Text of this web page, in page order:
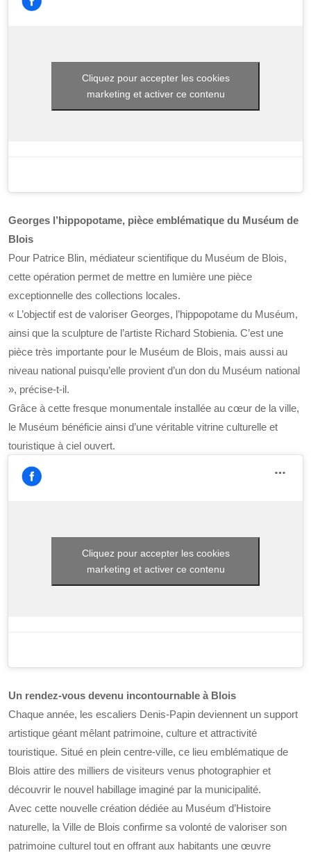
Cliquez pour accepter les cookies
marketing et activer ce contenu
Georges l’hippopotame, pièce emblématique du Muséum de
Blois
Pour Patrice Blin, médiateur scientifique du Muséum de Blois,
cette opération permet de mettre en lumière une pièce
exceptionnelle des collections locales.
« L’objectif est de valoriser Georges, l’hippopotame du Muséum,
ainsi que la sculpture de l’artiste Richard Stobienia. C’est une
pièce très importante pour le Muséum de Blois, mais aussi au
niveau national puisqu’elle provient d’un don du Muséum national
», précise-t-il.
Grâce à cette fresque monumentale installée au cœur de la ville,
le Muséum bénéficie ainsi d’une véritable vitrine culturelle et
touristique à ciel ouvert.
Cliquez pour accepter les cookies
marketing et activer ce contenu
Un rendez-vous devenu incontournable à Blois
Chaque année, les escaliers Denis-Papin deviennent un support
artistique géant mêlant patrimoine, culture et attractivité
touristique. Situé en plein centre-ville, ce lieu emblématique de
Blois attire des milliers de visiteurs venus photographier et
découvrir le nouvel habillage imaginé par la municipalité.
Avec cette nouvelle création dédiée au Muséum d’Histoire
naturelle, la Ville de Blois confirme sa volonté de valoriser son
patrimoine culturel tout en offrant aux habitants une œuvre